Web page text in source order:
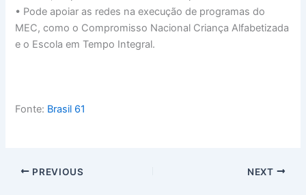
• Pode apoiar as redes na execução de programas do
MEC, como o Compromisso Nacional Criança Alfabetizada
e o Escola em Tempo Integral.
Fonte: Brasil 61
PREVIOUS NEXT